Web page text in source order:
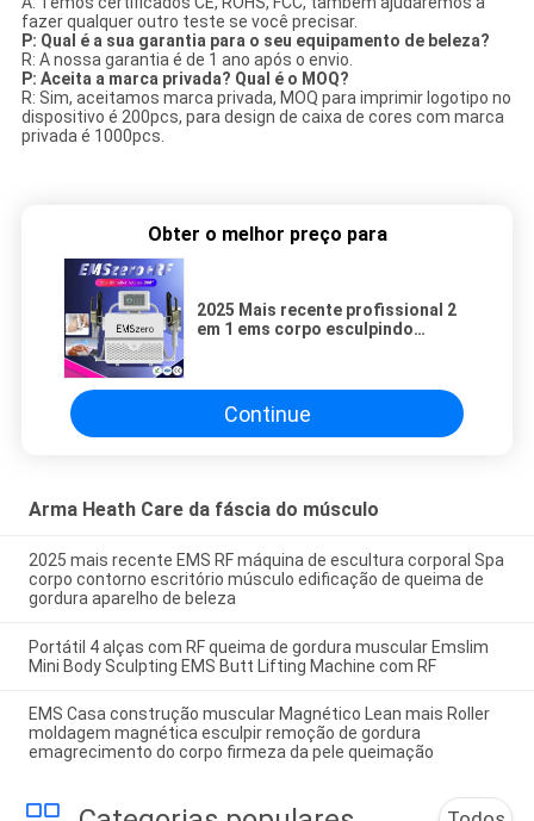
fazer qualquer outro teste se você precisar.
P: Qual é a sua garantia para o seu equipamento de beleza?
R: A nossa garantia é de 1 ano após o envio.
P: Aceita a marca privada? Qual é o MOQ?
R: Sim, aceitamos marca privada, MOQ para imprimir logotipo no
dispositivo é 200pcs, para design de caixa de cores com marca
privada é 1000pcs.
Obter o melhor preço para
2025 Mais recente profissional 2
em 1 ems corpo esculpindo
electromagnética ems máquinas
de fitness
Continue
Arma Heath Care da fáscia do músculo
2025 mais recente EMS RF máquina de escultura corporal Spa
corpo contorno escritório músculo edificação de queima de
gordura aparelho de beleza
Portátil 4 alças com RF queima de gordura muscular Emslim
Mini Body Sculpting EMS Butt Lifting Machine com RF
EMS Casa construção muscular Magnético Lean mais Roller
moldagem magnética esculpir remoção de gordura
emagrecimento do corpo firmeza da pele queimação